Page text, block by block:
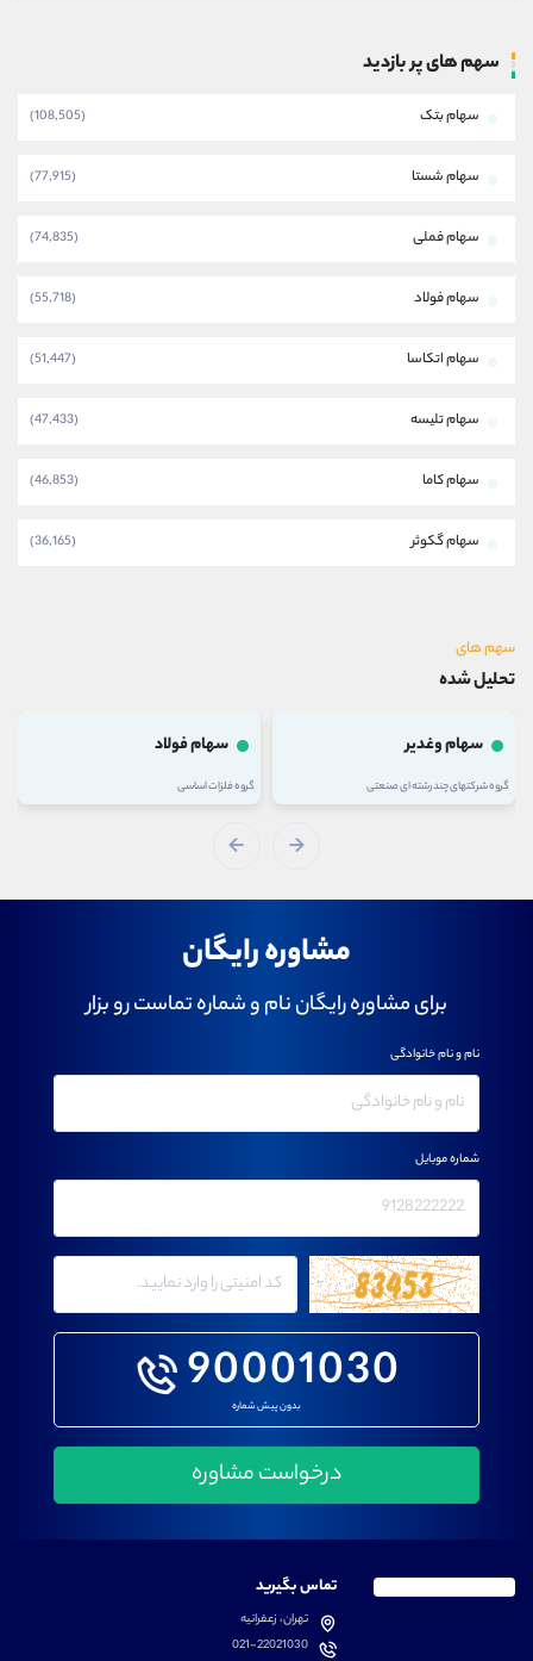
سهم های پر بازدید
سهام بتک (108,505)
سهام شستا (77,915)
سهام فملی (74,835)
سهام فولاد (55,718)
سهام اتکاسا (51,447)
سهام تلیسه (47,433)
سهام کاما (46,853)
سهام گکوثر (36,165)
سهم های
تحلیل شده
سهام وغدیر
گروه شرکتهای چند رشته ای صنعتی
سهام فولاد
گروه فلزات اساسی
مشاوره رایگان
برای مشاوره رایگان نام و شماره تماست رو بزار
90001030
بدون پیش شماره
نام و نام خانوادگی
شماره موبایل
تماس بگیرید
تهران، زعفرانیه
021-22021030